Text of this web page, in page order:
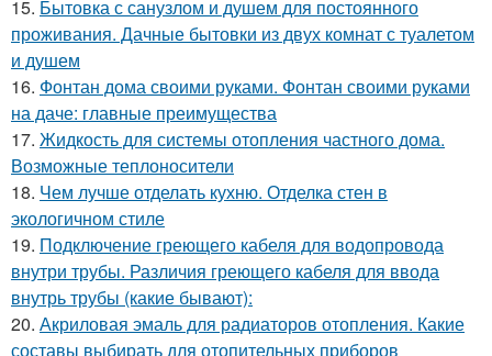
15. Бытовка с санузлом и душем для постоянного
проживания. Дачные бытовки из двух комнат с туалетом
и душем
16. Фонтан дома своими руками. Фонтан своими руками
на даче: главные преимущества
17. Жидкость для системы отопления частного дома.
Возможные теплоносители
18. Чем лучше отделать кухню. Отделка стен в
экологичном стиле
19. Подключение греющего кабеля для водопровода
внутри трубы. Различия греющего кабеля для ввода
внутрь трубы (какие бывают):
20. Акриловая эмаль для радиаторов отопления. Какие
составы выбирать для отопительных приборов